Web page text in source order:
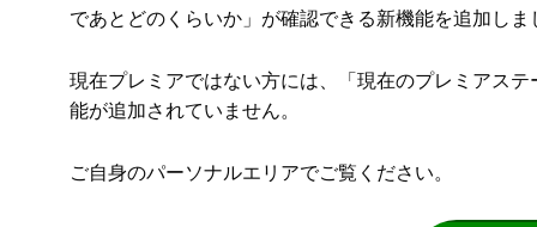
であとどのくらいか」が確認できる新機能を追加しま
現在プレミアではない方には、「現在のプレミアス
能が追加されていません。
ご自身のパーソナルエリアでご覧ください。